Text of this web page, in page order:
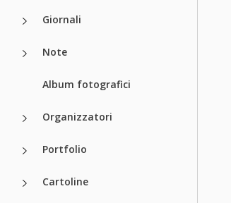
Giornali
Note
Album fotografici
Organizzatori
Portfolio
Cartoline